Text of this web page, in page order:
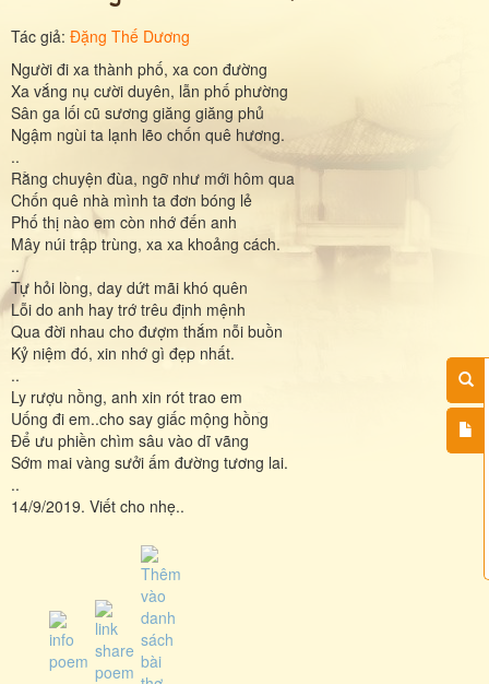
Tác giả: Đặng Thế Dương
Người đi xa thành phố, xa con đường
Xa vắng nụ cười duyên, lẫn phố phường
Sân ga lối cũ sương giăng giăng phủ
Ngậm ngùi ta lạnh lẽo chốn quê hương.
..
Rằng chuyện đùa, ngỡ như mới hôm qua
Chốn quê nhà mình ta đơn bóng lẻ
Phố thị nào em còn nhớ đến anh
Mây núi trập trùng, xa xa khoảng cách.
..
Tự hỏi lòng, day dứt mãi khó quên
Lỗi do anh hay trớ trêu định mệnh
Qua đời nhau cho đượm thắm nỗi buồn
Kỷ niệm đó, xin nhớ gì đẹp nhất.
..
Ly rượu nồng, anh xin rót trao em
Uống đi em..cho say giấc mộng hồng
Để ưu phiền chìm sâu vào dĩ vãng
Sớm mai vàng sưởi ấm đường tương lai.
..
14/9/2019. Viết cho nhẹ..